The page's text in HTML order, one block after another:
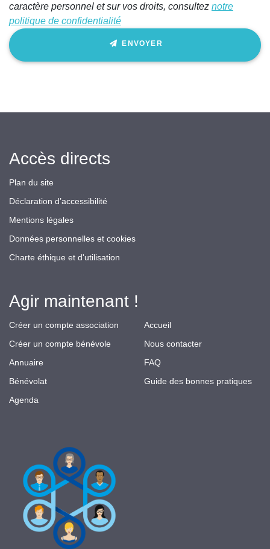
caractère personnel et sur vos droits, consultez notre
politique de confidentialité
ENVOYER
Accès directs
Plan du site
Déclaration d’accessibilité
Mentions légales
Données personnelles et cookies
Charte éthique et d'utilisation
Agir maintenant !
Créer un compte association
Créer un compte bénévole
Annuaire
Bénévolat
Agenda
Accueil
Nous contacter
FAQ
Guide des bonnes pratiques